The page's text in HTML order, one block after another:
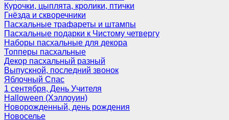
Курочки, цыплята, кролики, птички
Гнёзда и скворечники
Пасхальные трафареты и штампы
Пасхальные подарки к Чистому четвергу
Наборы пасхальные для декора
Топперы пасхальные
Декор пасхальный разный
Выпускной, последний звонок
Яблочный Спас
1 сентября, День Учителя
Halloween (Хэллоуин)
Новорожденный, день рождения
Новоселье